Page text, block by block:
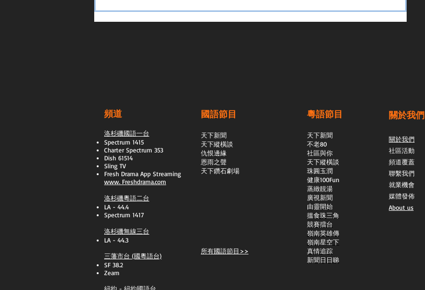
頻道
洛杉磯國語一台
Spectrum 1415
Charter Spectrum 353
Dish 61514
Sling TV
​Fresh Drama App Streaming
www. Freshdrama.com
洛杉磯粵語二台
LA - 44.4
Spectrum 1417
洛杉磯無線三台
LA - 44.3
三藩市台 (國粵語台)
SF 38.2
Zeam
國語節目
天下新聞
天下縱橫談
​仇恨邊緣
恩雨之聲
天下鑽石劇場
所有國語節目>>
粵語節目
天下新聞
不老80
社區與你
天下縱橫談
​珠圓玉潤
​健康100Fun
蒸緻靚湯
​廣視新聞
由靈開始
搵食珠三角
競賽擂台
嶺南英雄傳
嶺南星空下
真情追踪
新聞日日睇
關於我們
關於我們
社區活動
頻道覆蓋
聯繫我們
就業機會
媒體發佈
About us